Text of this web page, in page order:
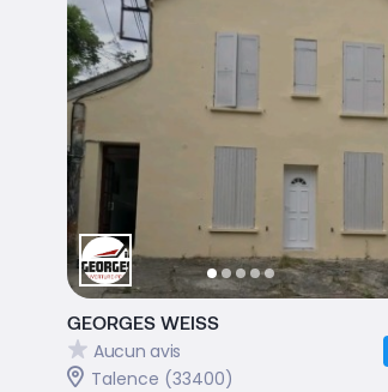
GEORGES WEISS
Aucun avis
Talence (33400)